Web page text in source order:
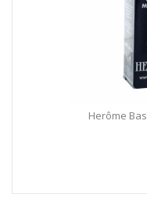
Herôme